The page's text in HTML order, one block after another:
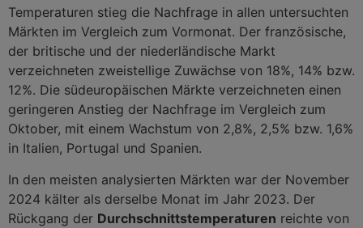
Temperaturen stieg die Nachfrage in allen untersuchten
Märkten im Vergleich zum Vormonat. Der französische,
der britische und der niederländische Markt
verzeichneten zweistellige Zuwächse von 18%, 14% bzw.
12%. Die südeuropäischen Märkte verzeichneten einen
geringeren Anstieg der Nachfrage im Vergleich zum
Oktober, mit einem Wachstum von 2,8%, 2,5% bzw. 1,6%
in Italien, Portugal und Spanien.
In den meisten analysierten Märkten war der November
2024 kälter als derselbe Monat im Jahr 2023. Der
Rückgang der Durchschnittstemperaturen reichte von